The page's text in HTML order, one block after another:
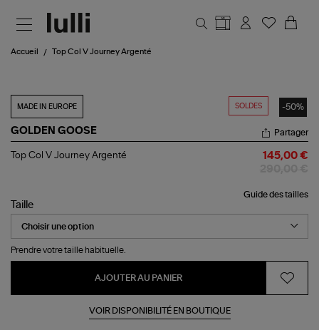
Accueil Top Col V Journey Argenté
SOLDES -50%
MADE IN EUROPE
GOLDEN GOOSE
Top
Argenté
Partager
Top Col V Journey Argenté 145,00 €
Guide des tailles
Taille
Prendre votre taille habituelle.
AJOUTER AU PANIER
VOIR DISPONIBILITÉ EN BOUTIQUE